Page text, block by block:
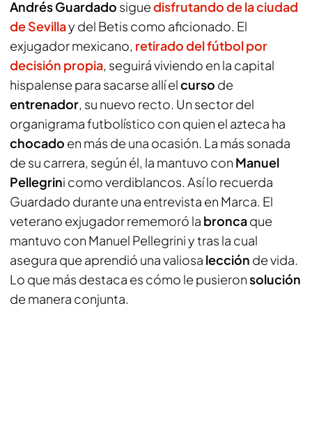
Andrés Guardado siguedisfrutando de la ciudad
de Sevillay del Betis como aficionado. El
exjugador mexicano, retirado del fútbol por
decisión propia, seguirá viviendo en la capital
hispalense para sacarse allí elcurso de
entrenador, su nuevo recto. Un sector del
organigrama futbolístico con quien el azteca ha
chocado en más de una ocasión. La más sonada
de su carrera, según él, la mantuvo con Manuel
Pellegrini como verdiblancos. Así lo recuerda
Guardado durante una entrevista en Marca. El
veterano exjugador rememoró la broncaque
mantuvo con Manuel Pellegrini y tras la cual
asegura que aprendió una valiosa lección de vida.
Lo que más destaca es cómo le pusieronsolución
de manera conjunta.